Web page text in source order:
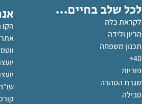
לכל שלב בחיים...
לקראת כלה
הריון ולידה
תכנון משפחה
40+
פוריות
שגרת הטהרה
טבילה